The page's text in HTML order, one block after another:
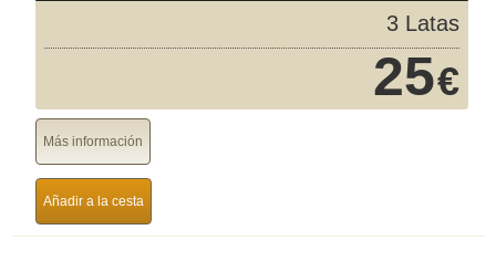
3 Latas
25€
Más información
Añadir a la cesta